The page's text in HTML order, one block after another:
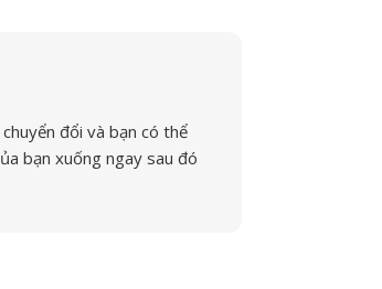
đổi và bạn có thể
bạn xuống ngay sau đó